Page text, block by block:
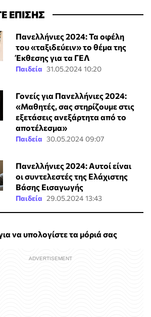
ΕΠΙΣΗΣ
Πανελλήνιες 2024: Τα οφέλη
του «ταξιδεύειν» το θέμα της
Έκθεσης για τα ΓΕΛ
Παιδεία 31.05.2024 10:20
Γονείς για Πανελλήνιες 2024:
«Μαθητές, σας στηρίζουμε στις
εξετάσεις ανεξάρτητα από το
αποτέλεσμα»
Παιδεία 30.05.2024 09:07
Πανελλήνιες 2024: Αυτοί είναι
οι συντελεστές της Ελάχιστης
Βάσης Εισαγωγής
Παιδεία 29.05.2024 13:43
να υπολογίστε τα μόριά σας